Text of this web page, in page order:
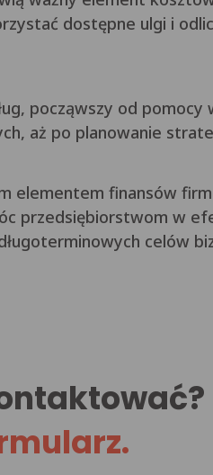
dostępne ulgi i
począwszy od pomocy
aż po planowanie
elementem finansów
przedsiębiorstwom w
celów